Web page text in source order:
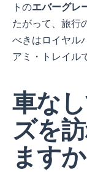
トのエバーグレ
たがって、旅行
べきはロイヤル
アミ・トレイル
車な
ズを
ます